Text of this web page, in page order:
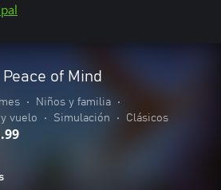
of Mind
• Niños y familia
•
vuelo
• Simulación • Clásicos